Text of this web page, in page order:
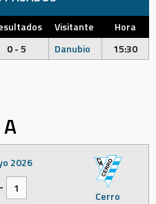
Visitante
Hora
0 - 5 Danubio 15:30
Cerro
2026
-
1